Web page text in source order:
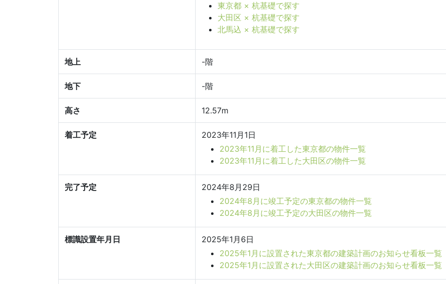
東京都 × 杭基礎で探す
大田区 × 杭基礎で探す
北馬込 × 杭基礎で探す
地上 -階
地下 -階
高さ 12.57m
着工予定
2023年11月1日
2023年11月に着工した東京都の物件一覧
2023年11月に着工した大田区の物件一覧
完了予定
2024年8月29日
2024年8月に竣工予定の東京都の物件一覧
2024年8月に竣工予定の大田区の物件一覧
標識設置年月日
2025年1月6日
2025年1月に設置された東京都の建築計画のお知らせ看板一覧
2025年1月に設置された大田区の建築計画のお知らせ看板一覧